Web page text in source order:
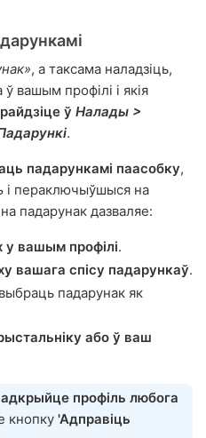
, а таксама наладзіць,
вашым профілі і якія
ў Налады >
.
падарункамі паасобку,
і пераключыўшыся на
падарунак дазваляе:
у вашым профілі.
вашага спісу падарункаў.
падарунак як
або ў ваш
адкрыйце профіль любога
кнопку 'Адправіць